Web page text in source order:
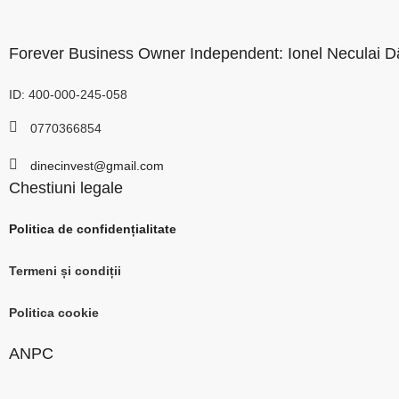
Forever Business Owner Independent: Ionel Neculai
ID: 400-000-245-058
0770366854
dinecinvest@gmail.com
Chestiuni legale
Politica de confidențialitate
Termeni și condiții
Politica cookie
ANPC